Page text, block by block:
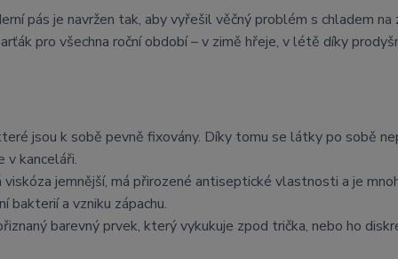
pás je navržen tak, aby vyřešil věčný problém s chladem na
pro všechna roční období – v zimě hřeje, v létě díky
jsou k sobě pevně fixovány. Díky tomu se látky po sobě
v kanceláři.
jemnější, má přirozené antiseptické vlastnosti a je
bakterií a vzniku zápachu.
barevný prvek, který vykukuje zpod trička, nebo ho